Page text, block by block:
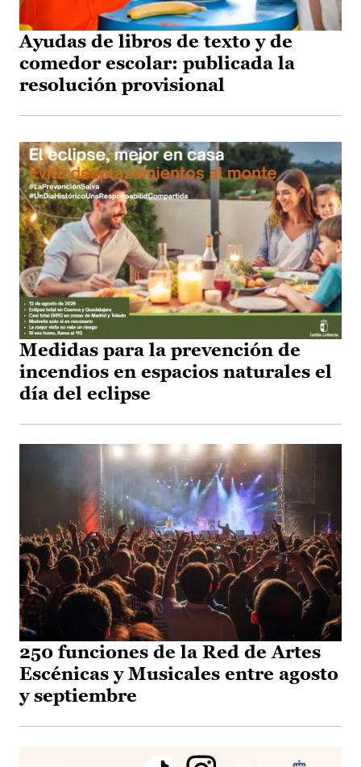
Ayudas de libros de texto y de
comedor escolar: publicada la
resolución provisional
Medidas para la prevención de
incendios en espacios naturales el
día del eclipse
250 funciones de la Red de Artes
Escénicas y Musicales entre agosto
y septiembre